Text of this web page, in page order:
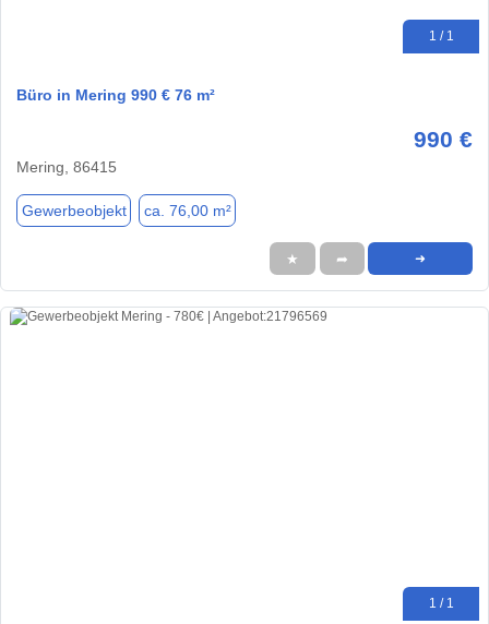
1 / 1
Büro in Mering 990 € 76 m²
990 €
Mering, 86415
Gewerbeobjekt ca. 76,00 m²
★ ➦ ➜
1 / 1